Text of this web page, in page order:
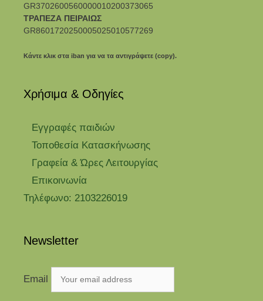
GR3702600560000010200373065
ΤΡΑΠΕΖΑ ΠΕΙΡΑΙΩΣ
GR8601720250005025010577269
Κάντε κλικ στα iban για να τα αντιγράψετε (copy).
Χρήσιμα & Οδηγίες
Eγγραφές παιδιών
Τοποθεσία Κατασκήνωσης
Γραφεία & Ώρες Λειτουργίας
Επικοινωνία
Τηλέφωνο: 2103226019
Newsletter
Email